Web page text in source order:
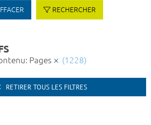
RECHERCHER
Pages (1228)
RETIRER TOUS LES FILTRES